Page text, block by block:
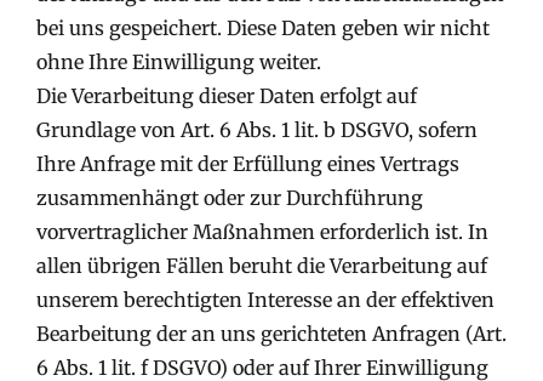
bei uns gespeichert. Diese Daten geben wir nicht
ohne Ihre Einwilligung weiter.
Die Verarbeitung dieser Daten erfolgt auf
Grundlage von Art. 6 Abs. 1 lit. b DSGVO, sofern
Ihre Anfrage mit der Erfüllung eines Vertrags
zusammenhängt oder zur Durchführung
vorvertraglicher Maßnahmen erforderlich ist. In
allen übrigen Fällen beruht die Verarbeitung auf
unserem berechtigten Interesse an der effektiven
Bearbeitung der an uns gerichteten Anfragen (Art.
6 Abs. 1 lit. f DSGVO) oder auf Ihrer Einwilligung